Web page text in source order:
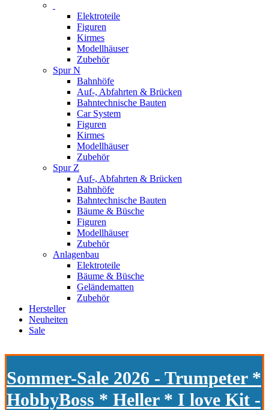
Elektroteile
Figuren
Kirmes
Modellhäuser
Zubehör
Spur N
Bahnhöfe
Auf-, Abfahrten & Brücken
Bahntechnische Bauten
Car System
Figuren
Kirmes
Modellhäuser
Zubehör
Spur Z
Auf-, Abfahrten & Brücken
Bahnhöfe
Bahntechnische Bauten
Bäume & Büsche
Figuren
Modellhäuser
Zubehör
Anlagenbau
Elektroteile
Bäume & Büsche
Geländematten
Zubehör
Hersteller
Neuheiten
Sale
Sommer-Sale 2026 - Trumpeter *
HobbyBoss * Heller * I love Kit -